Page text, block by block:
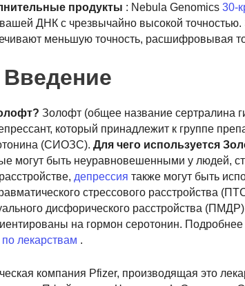
продукты : Nebula Genomics 30-
ДНК с чрезвычайно высокой
меньшую точность, расшифровывая
Золофт (общее название сертралина
который принадлежит к группе
(СИОЗС). Для чего используется
могут быть неуравновешенными у людей,
депрессия также могут быть
стрессового расстройства
дисфорического расстройства
на гормон серотонин.
лекарствам .
компания Pfizer, производящая это